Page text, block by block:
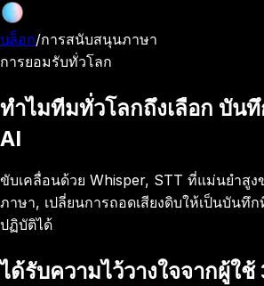
บล็อก/การสนับสนุนภาษา
การยอมรับทั่วโลก
ทำไมทีมทั่วโลกถึงเลือก บัน
AI
ขับเคลื่อนด้วย Whisper, STT ที่แม่นยำสูง
ภาษา, เปลี่ยนการถอดเสียงดิบให้เป็นบันทึ
ปฏิบัติได้
ได้รับความไว้วางใจจากผู้ใ